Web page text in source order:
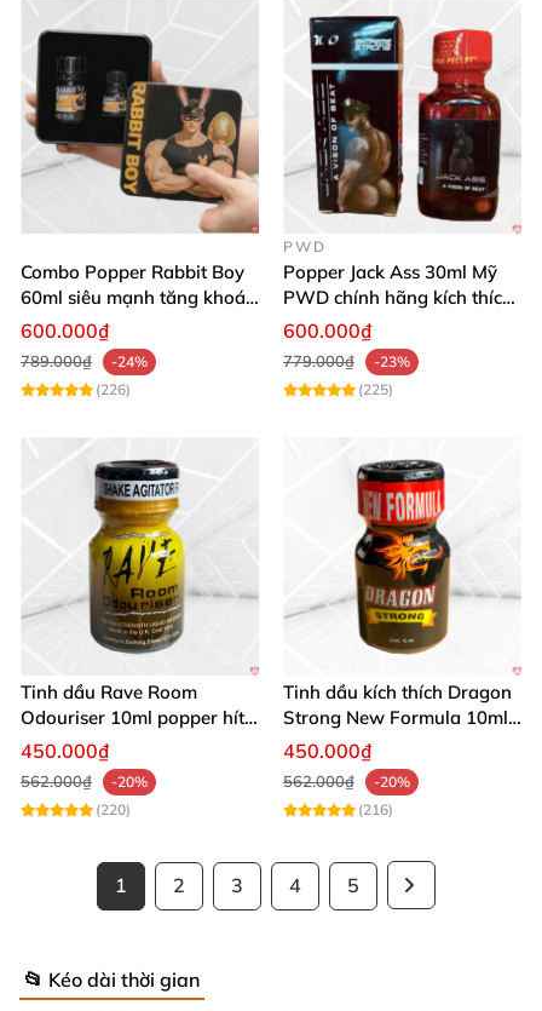
Combo Popper Rabbit Boy
60ml siêu mạnh tăng khoái
cảm
600.000₫
789.000₫
-24%
(226)
PWD
Popper Jack Ass 30ml Mỹ
PWD chính hãng kích thích
khoái cảm
600.000₫
779.000₫
-23%
(225)
Tinh dầu Rave Room
Odouriser 10ml popper hít
mạnh cho Top Bot
450.000₫
562.000₫
-20%
(220)
Tinh dầu kích thích Dragon
Strong New Formula 10ml
Mỹ dành cho Top Bot
450.000₫
562.000₫
-20%
(216)
1 2 3 4 5
📂 Kéo dài thời gian